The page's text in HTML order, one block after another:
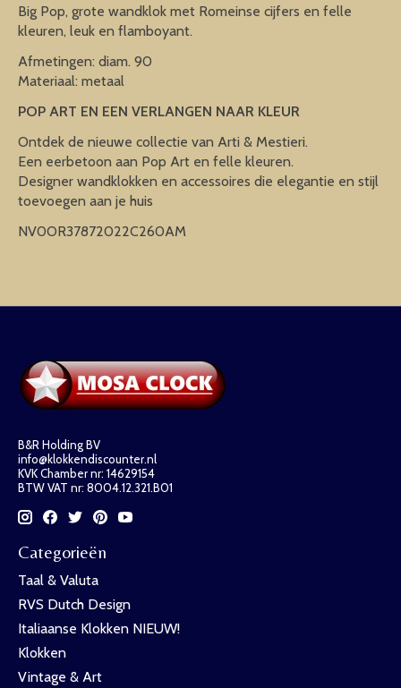
Big Pop, grote wandklok met Romeinse cijfers en felle
kleuren, leuk en flamboyant.
Afmetingen: diam. 90
Materiaal: metaal
POP ART EN EEN VERLANGEN NAAR KLEUR
Ontdek de nieuwe collectie van Arti & Mestieri.
Een eerbetoon aan Pop Art en felle kleuren.
Designer wandklokken en accessoires die elegantie en stijl
toevoegen aan je huis
NV0OR37872022C260AM
B&R Holding BV
info@klokkendiscounter.nl
KVK Chamber nr: 14629154
BTW VAT nr: 8004.12.321.B01
Categorieën
Taal & Valuta
RVS Dutch Design
Italiaanse Klokken NIEUW!
Klokken
Vintage & Art